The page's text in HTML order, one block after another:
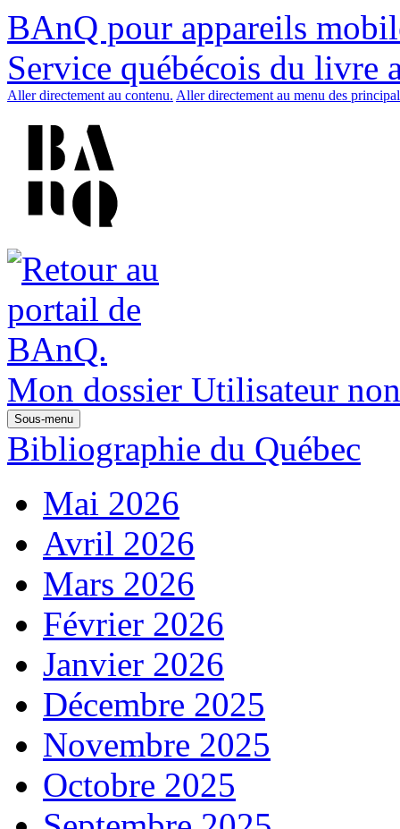
BAnQ pour appareils
Service québécois du livre
Aller directement au contenu. Aller directement au menu des
Mon dossier Utilisateur
Sous-menu
Bibliographie du Québec
Mai 2026
Avril 2026
Mars 2026
Février 2026
Janvier 2026
Décembre 2025
Novembre 2025
Octobre 2025